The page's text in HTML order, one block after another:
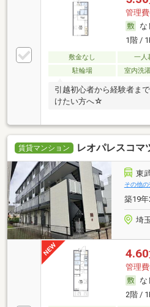
管理
な
1階 /
敷金なし 一人
駐輪場
室内洗
引越初心者から経験者ま
けたい方へ☆
賃貸マンション レオパレスコマ
東
その他の
築19
埼
4.60
管理
な
2階 /